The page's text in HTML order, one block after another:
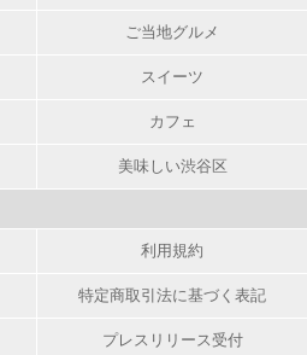
ご当地グルメ
スイーツ
カフェ
美味しい渋谷区
利用規約
特定商取引法に基づく表記
プレスリリース受付